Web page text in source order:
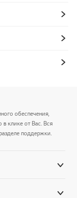
обеспечения,
клике от Вас. Вся
поддержки.